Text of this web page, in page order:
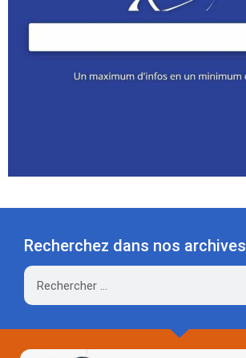
Recherchez dans nos archives
Rechercher